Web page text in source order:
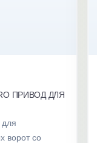
ПРИВОД ДЛЯ
ворот со